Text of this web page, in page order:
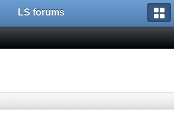
LS forums